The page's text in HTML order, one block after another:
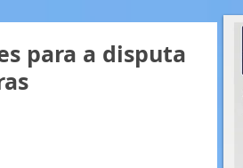
para a disputa